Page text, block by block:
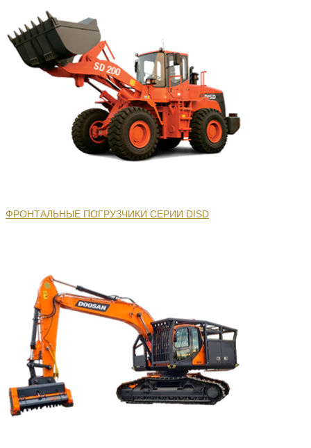
ФРОНТАЛЬНЫЕ ПОГРУЗЧИКИ СЕРИИ DISD